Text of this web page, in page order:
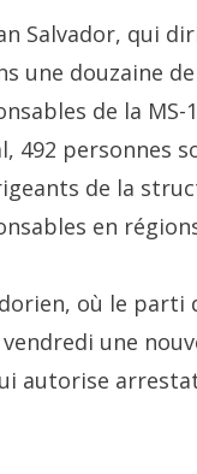
Salvador, qui
une douzaine
de la
492 personnes
de la
en
où le parti
une
autorise